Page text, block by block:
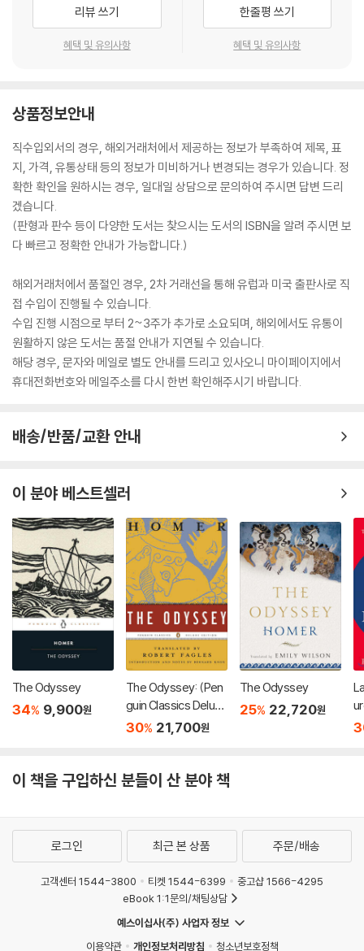
리뷰 쓰기
혜택 및 유의사항
한줄평 쓰기
혜택 및 유의사항
상품정보안내
직수입외서의 경우, 해외거래처에서 제공하는 정보가 부족하여 제목, 표
지, 가격, 유통상태 등의 정보가 미비하거나 변경되는 경우가 있습니다. 정
확한 확인을 원하시는 경우, 일대일 상담으로 문의하여 주시면 답변 드리
겠습니다.
(판형과 판수 등이 다양한 도서는 찾으시는 도서의 ISBN을 알려 주시면 보
다 빠르고 정확한 안내가 가능합니다.)
해외거래처에서 품절인 경우, 2차 거래선을 통해 유럽과 미국 출판사로 직
접 수입이 진행될 수 있습니다.
수입 진행 시점으로 부터 2~3주가 추가로 소요되며, 해외에서도 유통이
원활하지 않은 도서는 품절 안내가 지연될 수 있습니다.
해당 경우, 문자와 메일로 별도 안내를 드리고 있사오니 마이페이지에서
휴대전화번호와 메일주소를 다시 한번 확인해주시기 바랍니다.
배송/반품/교환 안내
이 분야 베스트셀러
The Odyssey
34% 9,900원
The Odyssey: (Pen
guin Classics Deluxe
Edition)
30% 21,700원
The Odyssey
25% 22,720원
이 책을 구입하신 분들이 산 분야 책
로그인 최근 본 상품 주문/배송
고객센터 1544-3800 티켓 1544-6399
중고샵 1566-4295
eBook 1:1문의/채팅상담
예스이십사(주) 사업자 정보
이용약관
개인정보처리방침 청소년보호정책